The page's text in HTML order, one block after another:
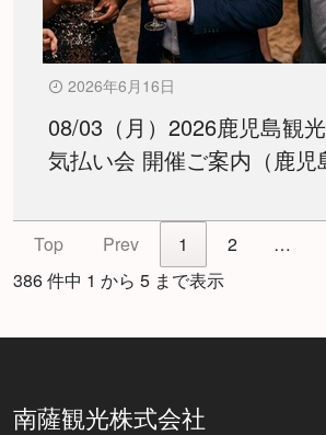
2026年6月16日
08/03（月）2026鹿児島観
気払い会 開催ご案内（鹿児
Top Prev 1 2 …
386 件中 1 から 5 まで表示
南薩観光株式会社